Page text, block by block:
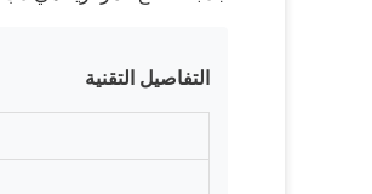
التفاصيل التقنية